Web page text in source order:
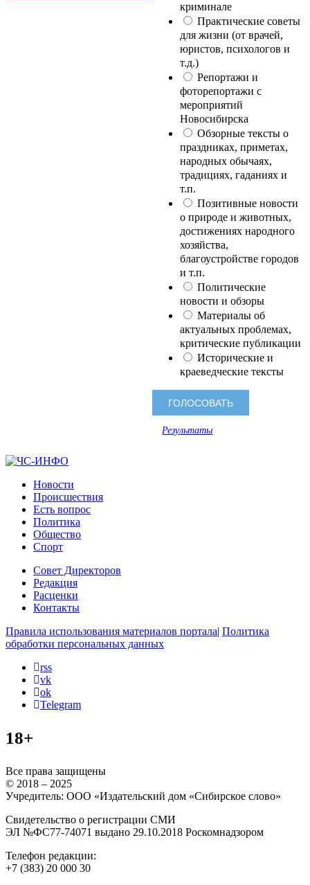
криминале
Практические советы
для жизни (от врачей,
юристов, психологов и
т.д.)
Репортажи и
фоторепортажи с
мероприятий
Новосибирска
Обзорные тексты о
праздниках, приметах,
народных обычаях,
традициях, гаданиях и
т.п.
Позитивные новости
о природе и животных,
достижениях народного
хозяйства,
благоустройстве городов
и т.п.
Политические
новости и обзоры
Материалы об
актуальных проблемах,
критические публикации
Исторические и
краеведческие тексты
Результаты
Новости
Происшествия
Есть вопрос
Политика
Общество
Спорт
Совет Директоров
Редакция
Расценки
Контакты
Правила использования материалов портала| Политика
обработки персональных данных
rss
vk
ok
Telegram
18+
Все права защищены
© 2018 – 2025
Учредитель: ООО «Издательский дом «Сибирское слово»
Свидетельство о регистрации СМИ
ЭЛ №ФС77-74071 выдано 29.10.2018 Роскомнадзором
Телефон редакции:
+7 (383) 20 000 30